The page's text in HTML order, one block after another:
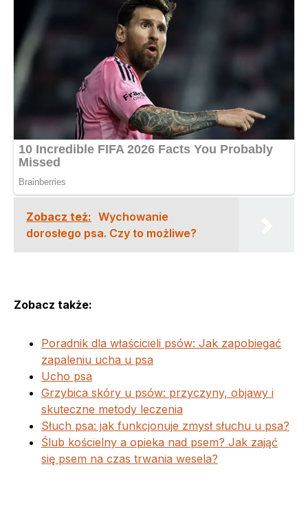
Zobacz też: Wychowanie
dorosłego psa. Czy to możliwe?
Zobacz także:
Poradnik dla właścicieli psów: Jak zapobiegać
zapaleniu ucha u psa
Ucho psa
Grzybica skóry u psów: przyczyny, objawy i
skuteczne metody leczenia
Słuch psa: jak funkcjonuje zmysł słuchu u psa?
Ślub kościelny a opieka nad psem? Jak zająć
się psem na czas trwania wesela?